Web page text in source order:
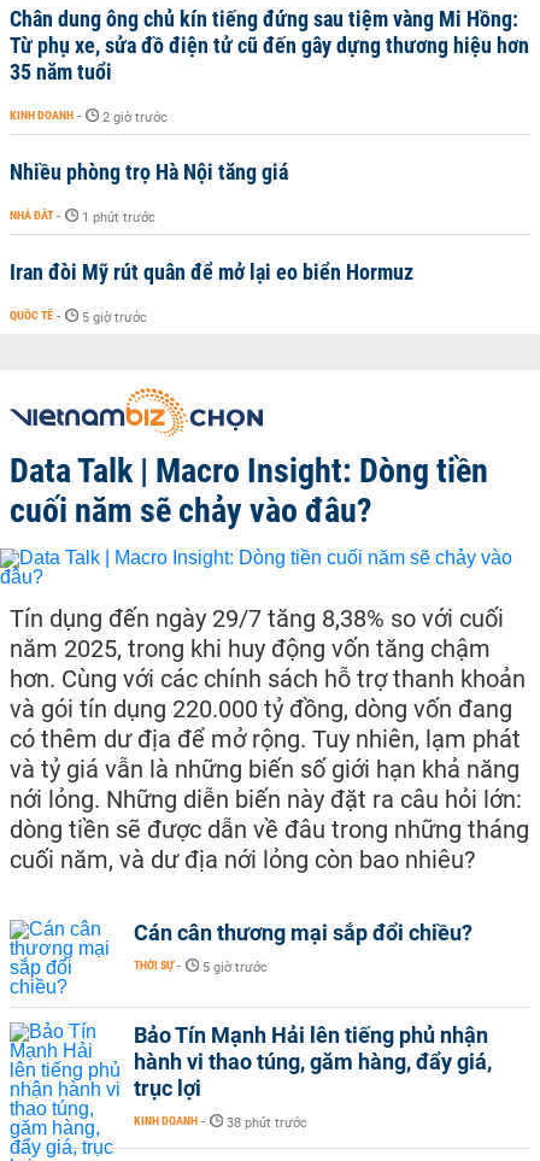
Chân dung ông chủ kín tiếng đứng sau tiệm vàng Mi Hồng:
Từ phụ xe, sửa đồ điện tử cũ đến gây dựng thương hiệu hơn
35 năm tuổi
KINH DOANH - 2 giờ trước
Nhiều phòng trọ Hà Nội tăng giá
NHÀ ĐẤT - 1 phút trước
Iran đòi Mỹ rút quân để mở lại eo biển Hormuz
QUỐC TẾ - 5 giờ trước
Data Talk | Macro Insight: Dòng tiền
cuối năm sẽ chảy vào đâu?
Tín dụng đến ngày 29/7 tăng 8,38% so với cuối
năm 2025, trong khi huy động vốn tăng chậm
hơn. Cùng với các chính sách hỗ trợ thanh khoản
và gói tín dụng 220.000 tỷ đồng, dòng vốn đang
có thêm dư địa để mở rộng. Tuy nhiên, lạm phát
và tỷ giá vẫn là những biến số giới hạn khả năng
nới lỏng. Những diễn biến này đặt ra câu hỏi lớn:
dòng tiền sẽ được dẫn về đâu trong những tháng
cuối năm, và dư địa nới lỏng còn bao nhiêu?
Cán cân thương mại sắp đổi chiều?
THỜI SỰ - 5 giờ trước
Bảo Tín Mạnh Hải lên tiếng phủ nhận
hành vi thao túng, găm hàng, đẩy giá,
trục lợi
KINH DOANH - 38 phút trước